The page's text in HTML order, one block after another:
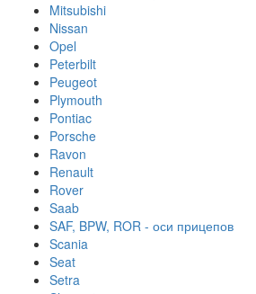
Mitsubishi
Nissan
Opel
Peterbilt
Peugeot
Plymouth
Pontiac
Porsche
Ravon
Renault
Rover
Saab
SAF, BPW, ROR - оси прицепов
Scania
Seat
Setra